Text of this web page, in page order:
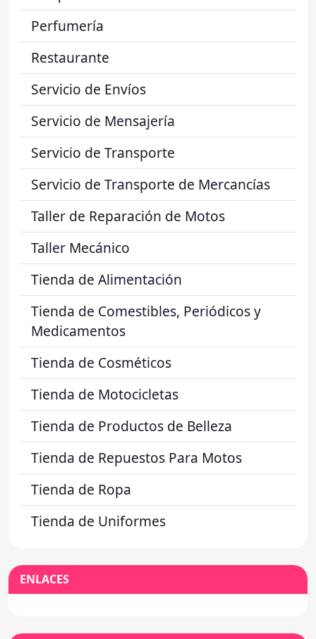
Perfumería
Restaurante
Servicio de Envíos
Servicio de Mensajería
Servicio de Transporte
Servicio de Transporte de Mercancías
Taller de Reparación de Motos
Taller Mecánico
Tienda de Alimentación
Tienda de Comestibles, Periódicos y
Medicamentos
Tienda de Cosméticos
Tienda de Motocicletas
Tienda de Productos de Belleza
Tienda de Repuestos Para Motos
Tienda de Ropa
Tienda de Uniformes
ENLACES